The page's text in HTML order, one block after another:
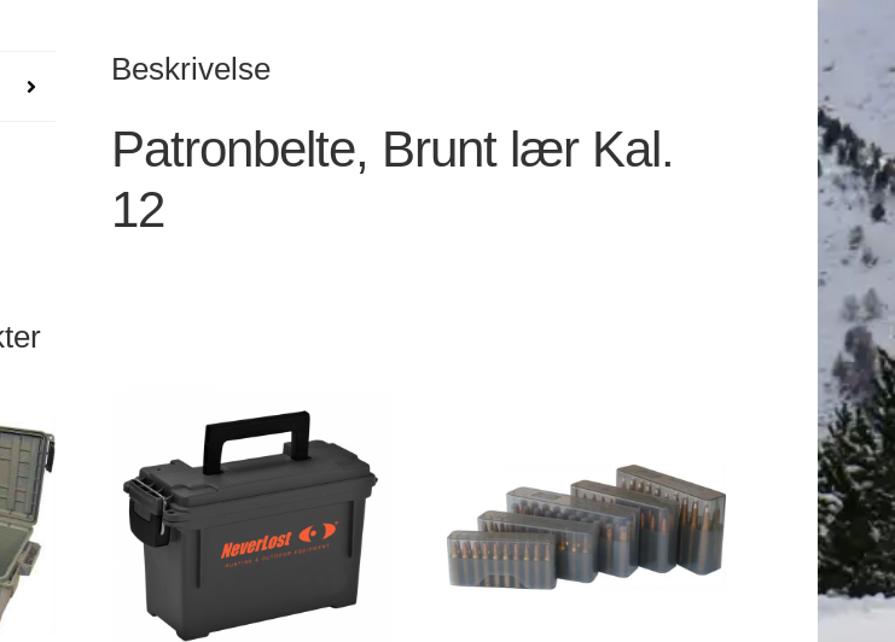
Beskrivelse
Patronbelte, Brunt lær Kal.
12